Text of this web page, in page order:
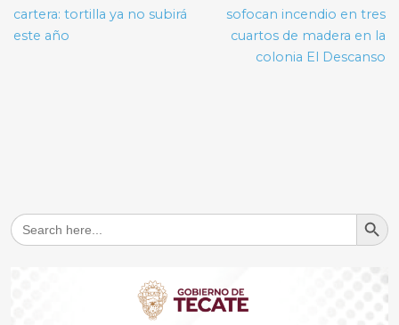
entradas
cartera: tortilla ya no subirá
este año
sofocan incendio en tres
cuartos de madera en la
colonia El Descanso
Search
for:
Search